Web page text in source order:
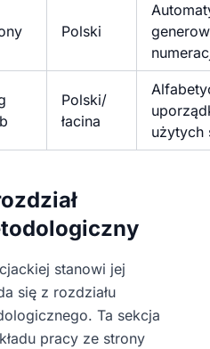
Polski
Polski/
łacina
użytych
stanowi jej
się z rozdziału
Ta sekcja
pracy ze strony